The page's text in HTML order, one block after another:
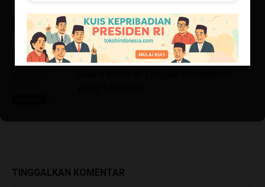
Direktori
Suara Kritis di Tengah Kecurangan
yang Dinormalisasi
TINGGALKAN KOMENTAR